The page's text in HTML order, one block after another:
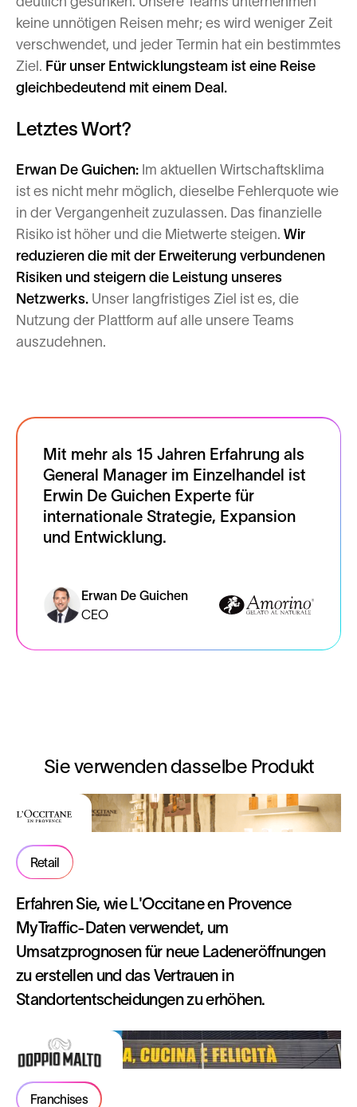
keine unnötigen Reisen mehr; es wird weniger Zeit
verschwendet, und jeder Termin hat ein bestimmtes
Ziel. Für unser Entwicklungsteam ist eine Reise
gleichbedeutend mit einem Deal.
Letztes Wort?
Erwan De Guichen: Im aktuellen Wirtschaftsklima
ist es nicht mehr möglich, dieselbe Fehlerquote wie
in der Vergangenheit zuzulassen. Das finanzielle
Risiko ist höher und die Mietwerte steigen. Wir
reduzieren die mit der Erweiterung verbundenen
Risiken und steigern die Leistung unseres
Netzwerks. Unser langfristiges Ziel ist es, die
Nutzung der Plattform auf alle unsere Teams
auszudehnen.
Mit mehr als 15 Jahren Erfahrung als
General Manager im Einzelhandel ist
Erwin De Guichen Experte für
internationale Strategie, Expansion
und Entwicklung.
Erwan De Guichen
CEO
Sie verwenden dasselbe Produkt
Retail
Erfahren Sie, wie L'Occitane en Provence
MyTraffic-Daten verwendet, um
Umsatzprognosen für neue Ladeneröffnungen
zu erstellen und das Vertrauen in
Standortentscheidungen zu erhöhen.
Franchises